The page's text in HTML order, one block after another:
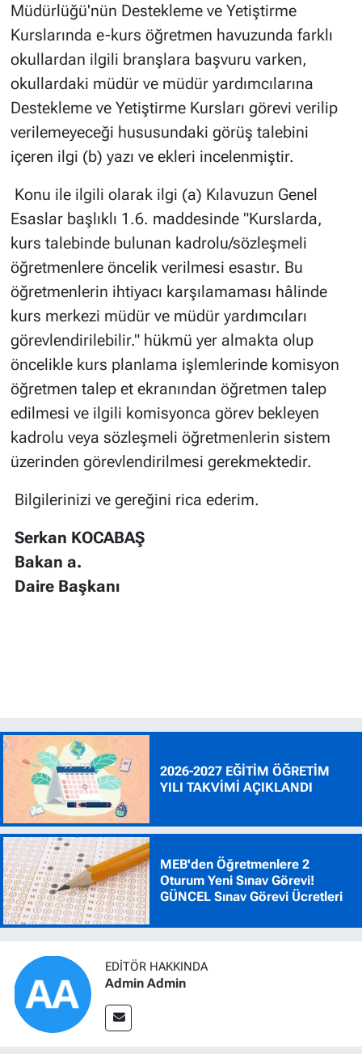
Müdürlüğü'nün Destekleme ve Yetiştirme
Kurslarında e-kurs öğretmen havuzunda farklı
okullardan ilgili branşlara başvuru varken,
okullardaki müdür ve müdür yardımcılarına
Destekleme ve Yetiştirme Kursları görevi verilip
verilemeyeceği hususundaki görüş talebini
içeren ilgi (b) yazı ve ekleri incelenmiştir.
Konu ile ilgili olarak ilgi (a) Kılavuzun Genel
Esaslar başlıklı 1.6. maddesinde "Kurslarda,
kurs talebinde bulunan kadrolu/sözleşmeli
öğretmenlere öncelik verilmesi esastır. Bu
öğretmenlerin ihtiyacı karşılamaması hâlinde
kurs merkezi müdür ve müdür yardımcıları
görevlendirilebilir." hükmü yer almakta olup
öncelikle kurs planlama işlemlerinde komisyon
öğretmen talep et ekranından öğretmen talep
edilmesi ve ilgili komisyonca görev bekleyen
kadrolu veya sözleşmeli öğretmenlerin sistem
üzerinden görevlendirilmesi gerekmektedir.
Bilgilerinizi ve gereğini rica ederim.
Serkan KOCABAŞ
Bakan a.
Daire Başkanı
2026-2027 EĞİTİM ÖĞRETİM
YILI TAKVİMİ AÇIKLANDI
MEB'den Öğretmenlere 2
Oturum Yeni Sınav Görevi!
GÜNCEL Sınav Görevi Ücretleri
EDITÖR HAKKINDA
Admin Admin